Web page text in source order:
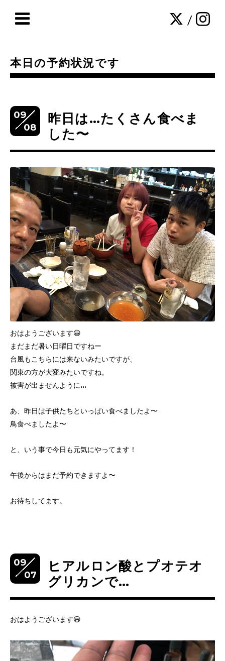
/
本日の予約状況です
09
08
昨日は…たくさん食べま
した〜
おはようございます😃
まだまだ暑い日曜日ですねー
台風もこちらには来ないみたいですが、
関東の方が大変みたいですね。
被害が出ませんように…
あ、昨日は子供たちといっぱい食べましたよ〜
鳥食べましたよ〜
と、いう事で今日も元気にやってます！
午後からはまだ予約できますよ〜
お待ちしてます。
09
07
ヒアルロン酸とプオテオ
グリカンで…
おはようございます😃